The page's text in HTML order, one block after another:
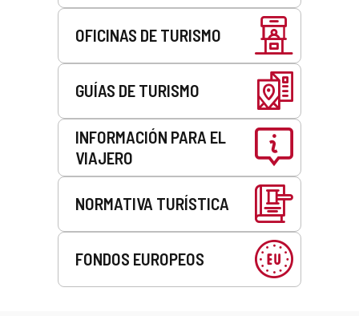
OFICINAS DE TURISMO
GUÍAS DE TURISMO
INFORMACIÓN PARA EL
VIAJERO
NORMATIVA TURÍSTICA
FONDOS EUROPEOS